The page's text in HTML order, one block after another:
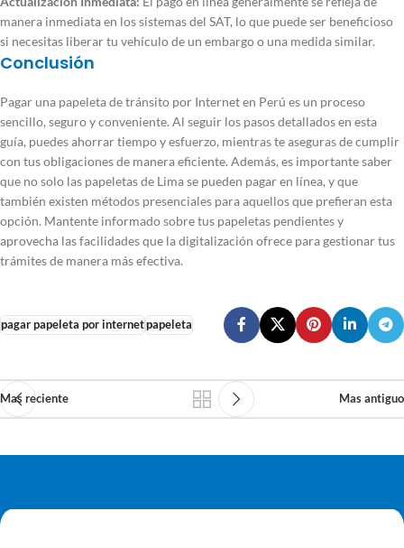
manera inmediata en los sistemas del SAT, lo que puede ser beneficioso
si necesitas liberar tu vehículo de un embargo o una medida similar.
Conclusión
Pagar una papeleta de tránsito por Internet en Perú es un proceso
sencillo, seguro y conveniente. Al seguir los pasos detallados en esta
guía, puedes ahorrar tiempo y esfuerzo, mientras te aseguras de cumplir
con tus obligaciones de manera eficiente. Además, es importante saber
que no solo las papeletas de Lima se pueden pagar en línea, y que
también existen métodos presenciales para aquellos que prefieran esta
opción. Mantente informado sobre tus papeletas pendientes y
aprovecha las facilidades que la digitalización ofrece para gestionar tus
trámites de manera más efectiva.
pagar papeleta por internetpapeleta
Mas reciente Mas antiguo